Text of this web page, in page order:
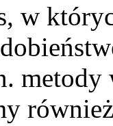
w
metody